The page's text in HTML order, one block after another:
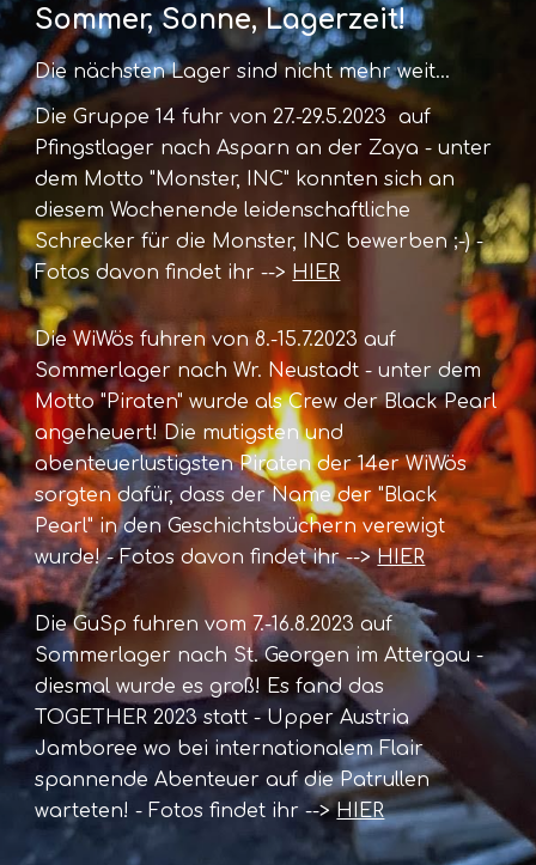
Sommer, Sonne, Lagerzeit!
Die nächsten Lager sind nicht mehr weit...
Die Gruppe 14 fuhr von 27.-29.5.2023 auf
Pfingstlager nach Asparn an der Zaya - unter
dem Motto "Monster, INC" konnten sich an
diesem Wochenende leidenschaftliche
Schrecker für die Monster, INC bewerben ;-) -
Fotos davon findet ihr --> HIER
Die WiWös fuhren von 8.-15.7.2023 auf
Sommerlager nach Wr. Neustadt - unter dem
Motto "Piraten" wurde als Crew der Black Pearl
angeheuert! Die mutigsten und
abenteuerlustigsten Piraten der 14er WiWös
sorgten dafür, dass der Name der "Black
Pearl" in den Geschichtsbüchern verewigt
wurde! - Fotos davon findet ihr -->HIER
Die GuSp fuhren vom 7.-16.8.2023 auf
Sommerlager nach St. Georgen im Attergau -
diesmal wurde es groß! Es fand das
TOGETHER 2023 statt - Upper Austria
Jamboree wo bei internationalem Flair
spannende Abenteuer auf die Patrullen
warteten! - Fotos findet ihr -->HIER